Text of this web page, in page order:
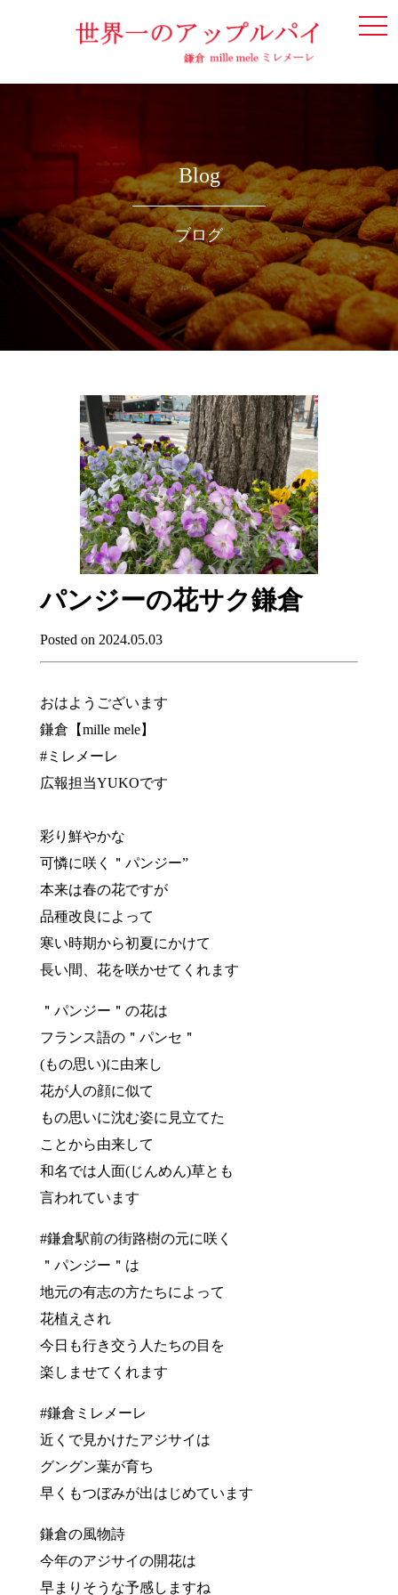
Blog
ブログ
パンジーの花サク鎌倉
Posted on 2024.05.03
おはようございます
鎌倉【mille mele】
#ミレメーレ
広報担当YUKOです
彩り鮮やかな
可憐に咲く＂パンジー”
本来は春の花ですが
品種改良によって
寒い時期から初夏にかけて
長い間、花を咲かせてくれます
＂パンジー＂の花は
フランス語の＂パンセ＂
(もの思い)に由来し
花が人の顔に似て
もの思いに沈む姿に見立てた
ことから由来して
和名では人面(じんめん)草とも
言われています
#鎌倉駅前の街路樹の元に咲く
＂パンジー＂は
地元の有志の方たちによって
花植えされ
今日も行き交う人たちの目を
楽しませてくれます
#鎌倉ミレメーレ
近くで見かけたアジサイは
グングン葉が育ち
早くもつぼみが出はじめています
鎌倉の風物詩
今年のアジサイの開花は
早まりそうな予感しますね